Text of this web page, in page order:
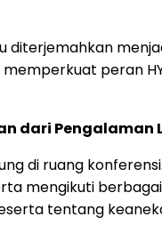
diterjemahkan
memperkuat peran
dari Pengalaman
di ruang
mengikuti
tentang